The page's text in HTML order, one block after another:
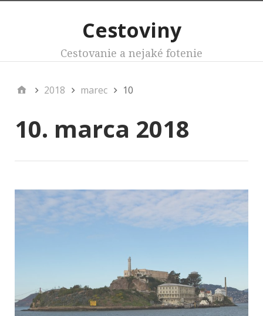
Cestoviny
Cestovanie a nejaké fotenie
2018 marec 10
10. marca 2018